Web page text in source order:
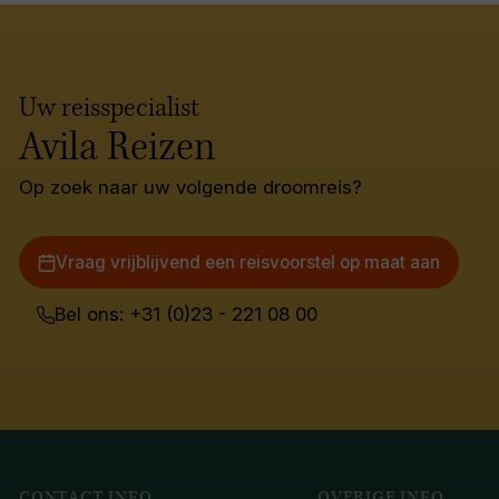
Uw reisspecialist
Avila Reizen
Op zoek naar uw volgende droomreis?
Vraag vrijblijvend een reisvoorstel op maat aan
Bel ons: +31 (0)23 - 221 08 00